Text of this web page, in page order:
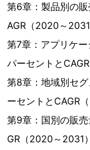
第6章：製品別の
AGR（2020～2031
第7章：アプリケー
パーセントと
第8章：地域別セ
ーセントとCAGR
第9章：国別の販
GR（2020～2031）